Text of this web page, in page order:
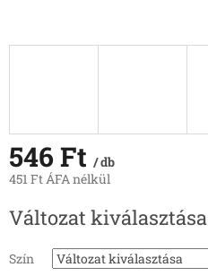
546 Ft / db
451 Ft ÁFA nélkül
Változat kiválasztása
Szín